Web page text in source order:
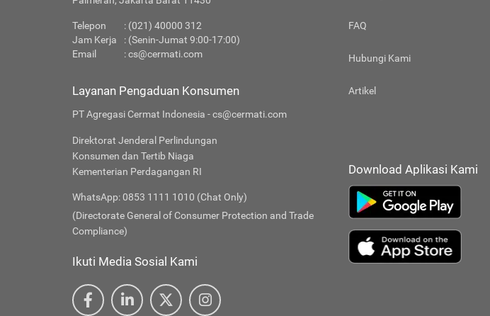
Telepon
: (021) 40000 312
Jam Kerja
: (Senin-Jumat 9:00-17:00)
Email
:cs@cermati.com
Layanan Pengaduan Konsumen
PT Agregasi Cermat Indonesia - cs@cermati.com
Direktorat Jenderal Perlindungan
Konsumen dan Tertib Niaga
Kementerian Perdagangan RI
WhatsApp: 0853 1111 1010 (Chat Only)
(Directorate General of Consumer Protection and Trade
Compliance)
Ikuti Media Sosial Kami
FAQ
Hubungi Kami
Artikel
Download Aplikasi Kami